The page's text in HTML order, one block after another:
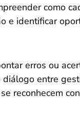
como
e identificar
erros ou
entre
reconhecem